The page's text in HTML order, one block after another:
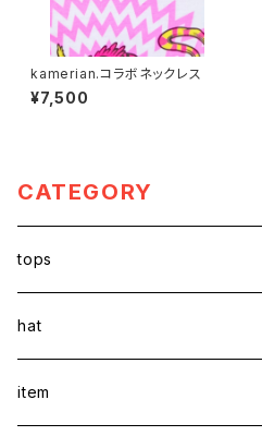
kamerian.コラボネックレス
¥7,500
CATEGORY
tops
hat
item